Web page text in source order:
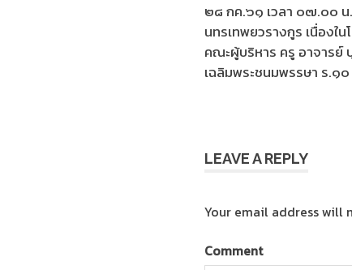
๒๘ กค.๖๑ เวลา ๐๗.๐๐ น
นทรเทพยวรางกูร เนื่อง
คณะผู้บริหาร ครู อาจารย์
เฉลิมพระชนมพรรษา ร.๑
LEAVE A REPLY
Your email address will
Comment